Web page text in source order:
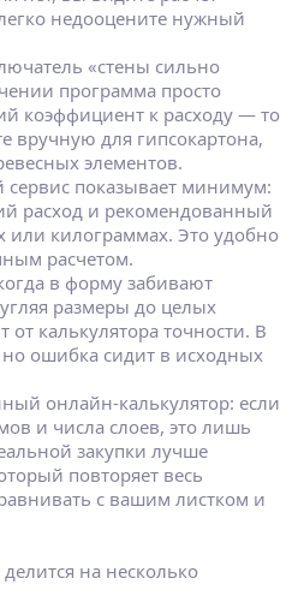
недооцените нужный
«стены сильно
программа просто
коэффициент к расходу — то
вручную для гипсокартона,
элементов.
показывает минимум:
расход и рекомендованный
или килограммах. Это удобно
расчетом.
в форму забивают
размеры до целых
от калькулятора точности. В
но ошибка сидит в исходных
онлайн‑калькулятор: если
и числа слоев, это лишь
закупки лучше
повторяет весь
с вашим листком и
на несколько